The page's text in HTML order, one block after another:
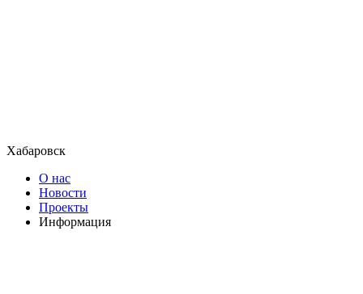
Хабаровск
О нас
Новости
Проекты
Информация